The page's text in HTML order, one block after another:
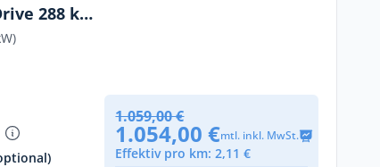
288 kW
1.059,00 €
1.054,00 €mtl. inkl. MwSt.
Effektiv pro km: 2,11 €